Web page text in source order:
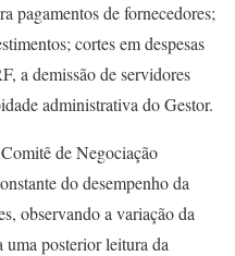
pagamentos de fornecedores;
cortes em despesas
a demissão de servidores
administrativa do Gestor.
de Negociação
do desempenho da
observando a variação da
uma posterior leitura da